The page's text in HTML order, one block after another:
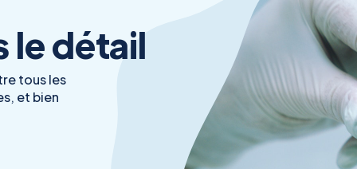
L’équipe
Nos
France
My Anydiag
Nos
le détail
le détail
tous les
et bien